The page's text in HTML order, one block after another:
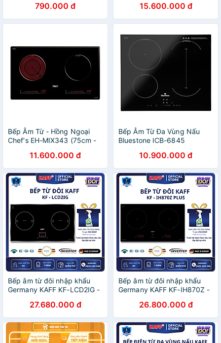
790.000 đ 15.600.000 đ
Bếp Âm Từ - Hồng Ngoại
Chef's EH-MIX343 (75cm -
11.600.000 đ
Bếp Âm Từ Đa Vùng Nấu
Bluestone ICB-6845
10.900.000 đ
Bếp âm từ đôi nhập khẩu
Germany KAFF KF-LCD2IG -
27.680.000 đ
Bếp âm từ đôi nhập khẩu
Germany KAFF KF-IH870Z -
26.800.000 đ